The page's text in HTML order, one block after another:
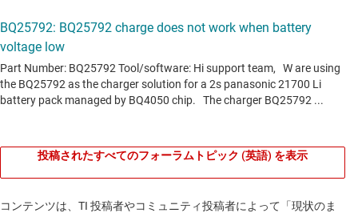
投稿されたすべてのフォーラムトピック (英語) を表示
コンテンツは、TI 投稿者やコミュニティ投稿者によって「現状のま